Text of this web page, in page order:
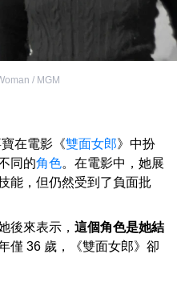
/ MGM
在電影《雙面女郎》中扮
同的角色。在電影中，她展
能，但仍然受到了負面批
後來表示， 這個角色是她結
僅 36 歲，《雙面女郎》卻